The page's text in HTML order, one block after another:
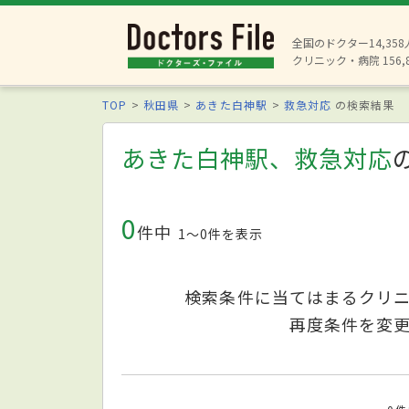
全国のドクター14,358
クリニック・病院
TOP 秋田県 あきた白神駅 救急対応 の検索結果
あきた白神駅、救急対応
0件中 1〜0件を表示
検索条件に当てはまるクリ
再度条件を変